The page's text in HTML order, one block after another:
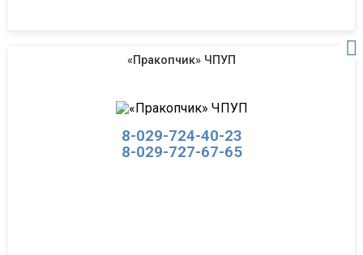
«Пракопчик» ЧПУП
8-029-724-40-23
8-029-727-67-65